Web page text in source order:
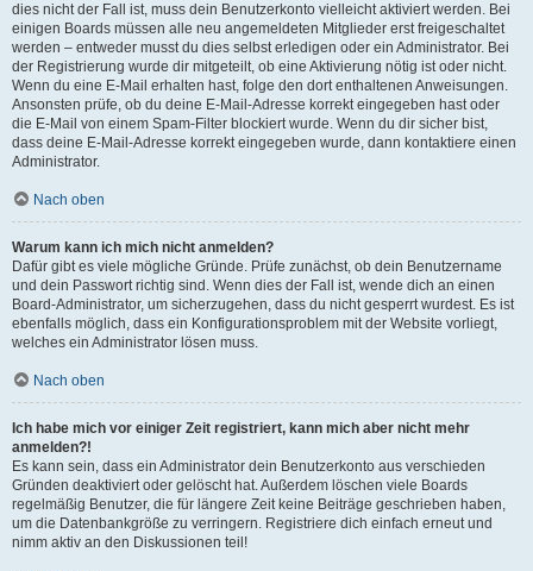
dies nicht der Fall ist, muss dein Benutzerkonto vielleicht aktiviert werden. Bei
einigen Boards müssen alle neu angemeldeten Mitglieder erst freigeschaltet
werden – entweder musst du dies selbst erledigen oder ein Administrator. Bei
der Registrierung wurde dir mitgeteilt, ob eine Aktivierung nötig ist oder nicht.
Wenn du eine E-Mail erhalten hast, folge den dort enthaltenen Anweisungen.
Ansonsten prüfe, ob du deine E-Mail-Adresse korrekt eingegeben hast oder
die E-Mail von einem Spam-Filter blockiert wurde. Wenn du dir sicher bist,
dass deine E-Mail-Adresse korrekt eingegeben wurde, dann kontaktiere einen
Administrator.
Nach oben
Warum kann ich mich nicht anmelden?
Dafür gibt es viele mögliche Gründe. Prüfe zunächst, ob dein Benutzername
und dein Passwort richtig sind. Wenn dies der Fall ist, wende dich an einen
Board-Administrator, um sicherzugehen, dass du nicht gesperrt wurdest. Es ist
ebenfalls möglich, dass ein Konfigurationsproblem mit der Website vorliegt,
welches ein Administrator lösen muss.
Nach oben
Ich habe mich vor einiger Zeit registriert, kann mich aber nicht mehr
anmelden?!
Es kann sein, dass ein Administrator dein Benutzerkonto aus verschieden
Gründen deaktiviert oder gelöscht hat. Außerdem löschen viele Boards
regelmäßig Benutzer, die für längere Zeit keine Beiträge geschrieben haben,
um die Datenbankgröße zu verringern. Registriere dich einfach erneut und
nimm aktiv an den Diskussionen teil!